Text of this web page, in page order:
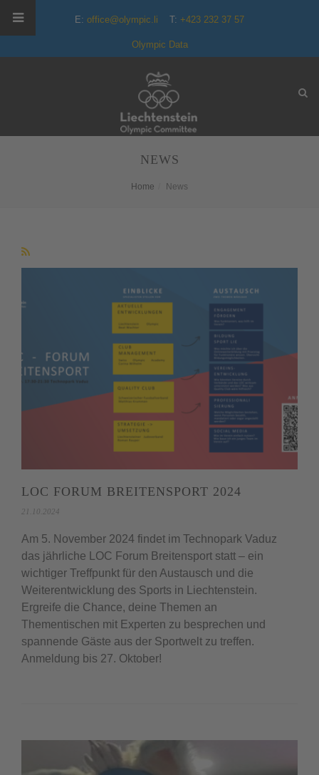
E: office@olympic.li T: +423 232 37 57
Olympic Data
NEWS
Home News
LOC FORUM BREITENSPORT 2024
21.10.2024
Am 5. November 2024 findet im Technopark Vaduz
das jährliche LOC Forum Breitensport statt – ein
wichtiger Treffpunkt für den Austausch und die
Weiterentwicklung des Sports in Liechtenstein.
Ergreife die Chance, deine Themen an
Thementischen mit Experten zu besprechen und
spannende Gäste aus der Sportwelt zu treffen.
Anmeldung bis 27. Oktober!